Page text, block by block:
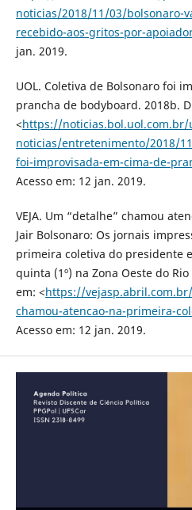
noticias/2018/11/03/bolsonaro-
recebido-aos-gritos-por-
jan. 2019.
UOL. Coletiva de Bolsonaro foi
prancha de bodyboard. 2018b.
<https://noticias.bol.uol.com.br/
noticias/entretenimento/2018/
foi-improvisada-em-cima-de-
Acesso em: 12 jan. 2019.
VEJA. Um “detalhe” chamou
Jair Bolsonaro: Os jornais
primeira coletiva do presidente
quinta (1º) na Zona Oeste do
em: <https://
chamou-atencao-na-primeira-
Acesso em: 12 jan. 2019.